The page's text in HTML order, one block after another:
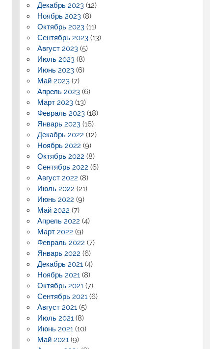
Декабрь 2023 (12)
Ноябрь 2023 (8)
Октябрь 2023 (11)
Сентябрь 2023 (13)
Август 2023 (5)
Июль 2023 (8)
Июнь 2023 (6)
Май 2023 (7)
Апрель 2023 (6)
Март 2023 (13)
Февраль 2023 (18)
Январь 2023 (16)
Декабрь 2022 (12)
Ноябрь 2022 (9)
Октябрь 2022 (8)
Сентябрь 2022 (6)
Август 2022 (8)
Июль 2022 (21)
Июнь 2022 (9)
Май 2022 (7)
Апрель 2022 (4)
Март 2022 (9)
Февраль 2022 (7)
Январь 2022 (6)
Декабрь 2021 (4)
Ноябрь 2021 (8)
Октябрь 2021 (7)
Сентябрь 2021 (6)
Август 2021 (5)
Июль 2021 (8)
Июнь 2021 (10)
Май 2021 (9)